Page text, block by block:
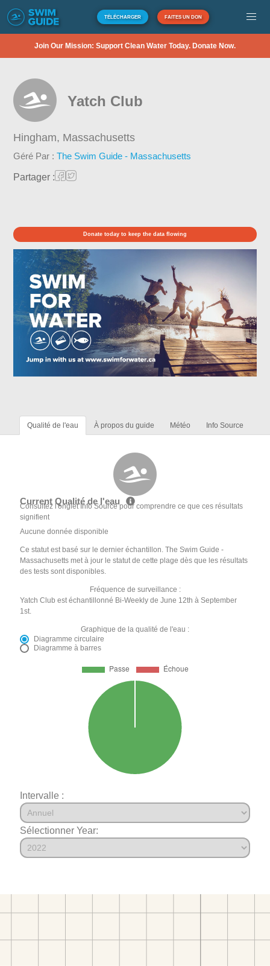
TÉLÉCHARGER FAITES UN DON
Join Our Mission: Support Clean Water Today. Donate Now.
Yatch Club
Hingham, Massachusetts
Géré Par :The Swim Guide - Massachusetts
Partager :
Donate today to keep the data flowing
Qualité de l'eau À propos du guide Météo Info Source
Current Qualité de l'eau
Consultez l'onglet Info Source pour comprendre ce que ces résultats
signifient
Aucune donnée disponible
Ce statut est basé sur le dernier échantillon. The Swim Guide -
Massachusetts met à jour le statut de cette plage dès que les résultats
des tests sont disponibles.
Fréquence de surveillance :
Yatch Club est échantillonné Bi-Weekly de June 12th à September
1st.
Graphique de la qualité de l'eau :
Diagramme circulaire
Diagramme à barres
Intervalle :
Sélectionner Year: